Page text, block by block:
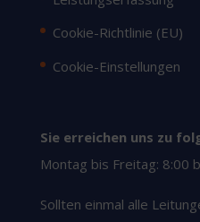
Cookie-Richtlinie (EU)
Cookie-Einstellungen
Sie erreichen uns zu
Montag bis Freitag: 8:00
Sollten einmal alle